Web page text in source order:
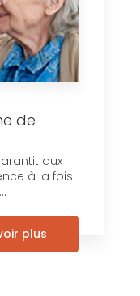
de
aux
à la fois
plus